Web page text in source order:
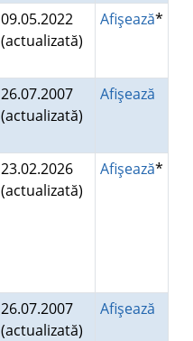
09.05.2022
(actualizată)
Afişează*
26.07.2007
(actualizată)
Afişează
23.02.2026
(actualizată)
Afişează*
26.07.2007
(actualizată)
Afişează